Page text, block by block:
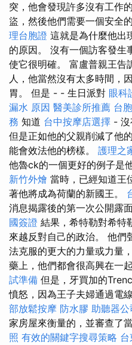
突，他會發現許多沒有工作
盜，然後他們需要一個安全
理台胞證 這就是為什麼他出
的原因。 沒有一個訪客發生
使它很明確。 富盧普親王告
人，他當然沒有太多時間，
胃。 但是 - - 生日派對 眼科
漏水 原因 醫美診所推薦 台
務 知道 台中按摩店選擇 - 沒
但是正如他的父親削減了他
能會效法他的榜樣。 護理之
他魯ck的一個更好的例子是
新竹外燴 當時，已經知道王
著他將成為荷蘭的新國王。
消息揭露後的第一次公開露
國簽證 結果，希特勒對希特
來越反對自己的政治。 他們
法克服的更大的力量或力量
藥上，他們都會很高興在一
試準備 但是，牙買加的
憤怒，因為王子夫婦通過電
部放鬆按摩 防水膠 助聽器公
家房屋來衡量的，並審查了
照 有效的關鍵字搜尋策略 台